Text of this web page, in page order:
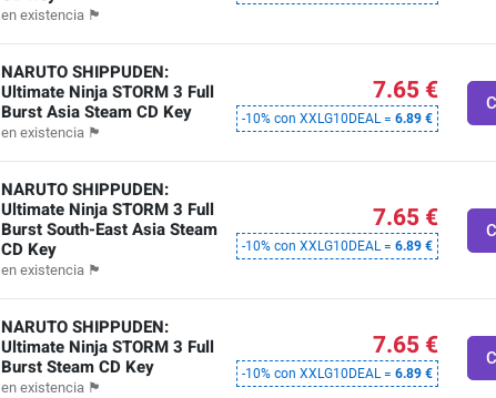
en existencia 🏴
NARUTO SHIPPUDEN:
Ultimate Ninja STORM 3 Full
Burst Asia Steam CD Key
en existencia 🏴
7.65 €
-10% con XXLG10DEAL = 6.89 €
NARUTO SHIPPUDEN:
Ultimate Ninja STORM 3 Full
Burst South-East Asia Steam
CD Key
en existencia 🏴
7.65 €
-10% con XXLG10DEAL = 6.89 €
NARUTO SHIPPUDEN:
Ultimate Ninja STORM 3 Full
Burst Steam CD Key
en existencia 🏴
7.65 €
-10% con XXLG10DEAL = 6.89 €